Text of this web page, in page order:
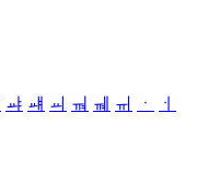
ㆇ ㆈ ㆉ ㆊ ㆋ ㆌ ㆍ
ㆎ